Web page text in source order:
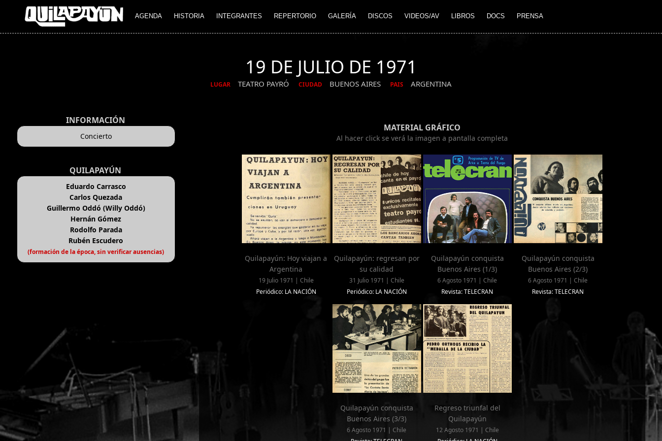
AGENDA HISTORIA INTEGRANTES REPERTORIO GALERÍA DISCOS VIDEOS/AV LIBROS DOCS PRENSA
19 DE JULIO DE 1971
LUGAR TEATRO PAYRÓ CIUDAD BUENOS AIRES PAIS ARGENTINA
INFORMACIÓN
Concierto
QUILAPAYÚN
Eduardo Carrasco
Carlos Quezada
Guillermo Oddó (Willy Oddó)
Hernán Gómez
Rodolfo Parada
Rubén Escudero
(formación de la época, sin verificar ausencias)
MATERIAL GRÁFICO
Al hacer click se verá la imagen a pantalla completa
Quilapayún: Hoy viajan a
Argentina
19 Julio 1971 | Chile
Periódico: LA NACIÓN
Quilapayún: regresan por
su calidad
31 Julio 1971 | Chile
Periódico: LA NACIÓN
Quilapayún conquista
Buenos Aires (1/3)
6 Agosto 1971 | Chile
Revista: TELECRAN
Quilapayún conquista
Buenos Aires (2/3)
6 Agosto 1971 | Chile
Revista: TELECRAN
Quilapayún conquista
Buenos Aires (3/3)
6 Agosto 1971 | Chile
Regreso triunfal del
Quilapayún
12 Agosto 1971 | Chile